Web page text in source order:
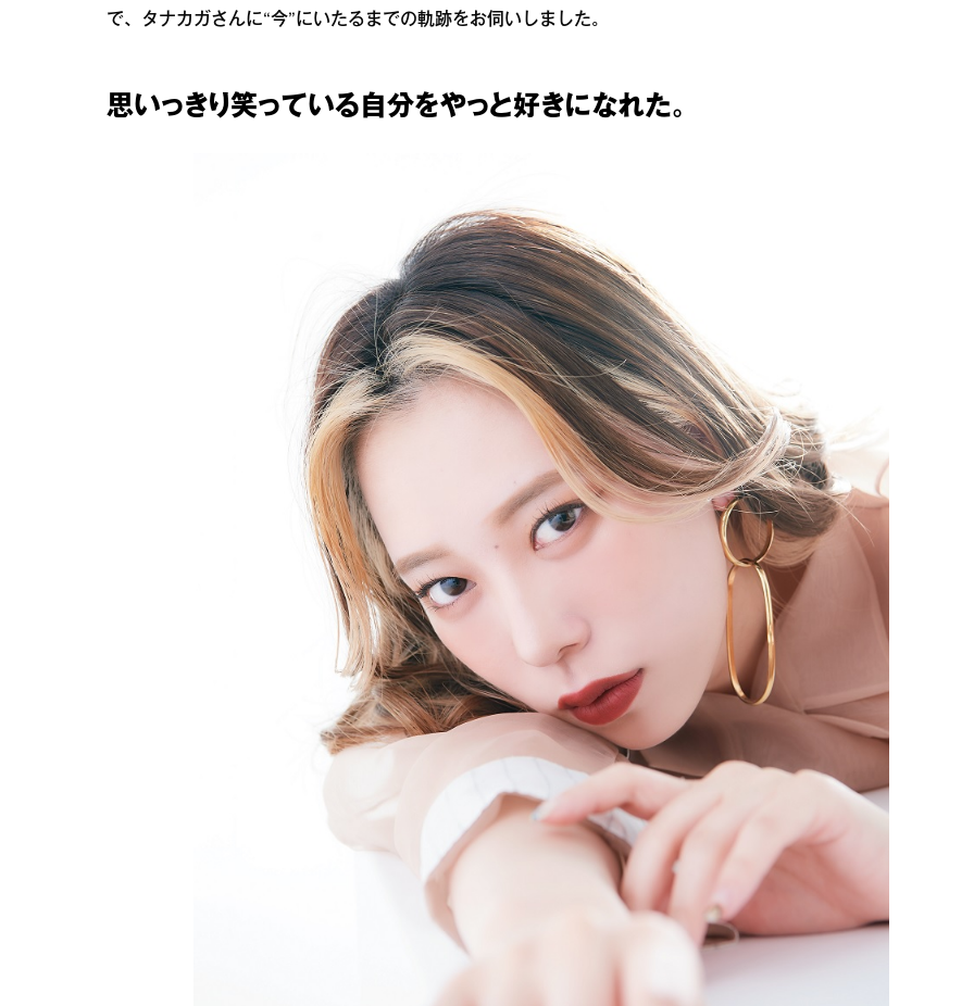
で、タナカガさんに“今”にいたるまでの軌跡をお伺いしました。
思いっきり笑っている自分をやっと好きになれた。